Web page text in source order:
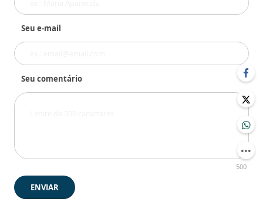
Seu e-mail
Seu comentário
500
ENVIAR